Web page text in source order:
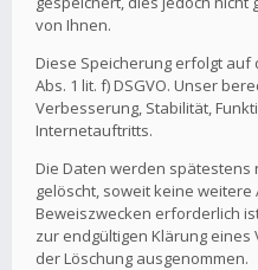
von Ihnen.
Diese Speicherung erfolgt auf
Abs. 1 lit. f) DSGVO. Unser
Verbesserung, Stabilität,
Internetauftritts.
Die Daten werden spätestens
gelöscht, soweit keine
Beweiszwecken erforderlich
zur endgültigen Klärung
der Löschung ausgenommen.